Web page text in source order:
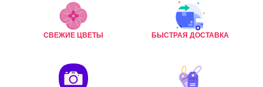
СВЕЖИЕ ЦВЕТЫ БЫСТРАЯ ДОСТАВКА